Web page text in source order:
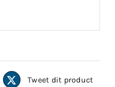
Tweet dit product